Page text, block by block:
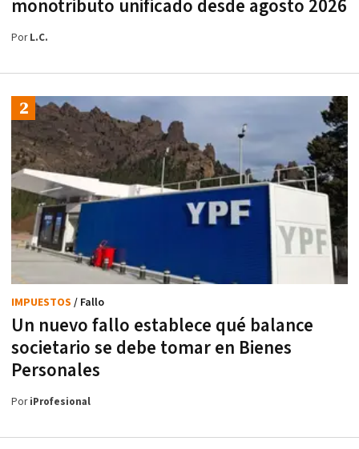
monotributo unificado desde agosto 2026
PorL.C.
Un nuevo fallo establece qué balance
societario se debe tomar en Bienes
Personales
IMPUESTOS / Fallo
PoriProfesional